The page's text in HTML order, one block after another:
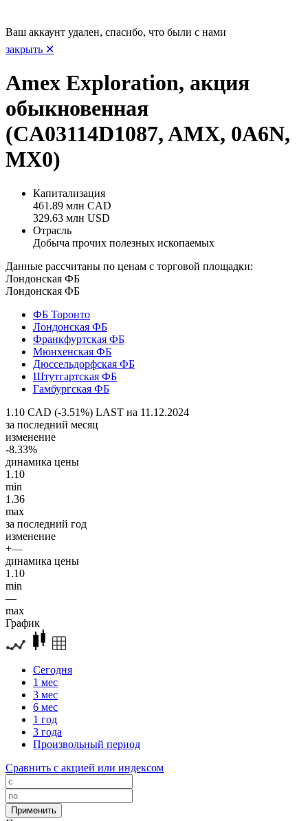
Ваш аккаунт удален, спасибо, что были с нами
закрыть ✕
Amex Exploration, акция
обыкновенная
(CA03114D1087, AMX, 0A6N,
MX0)
Капитализация
461.89 млн CAD
329.63 млн USD
Отрасль
Добыча прочих полезных ископаемых
Данные рассчитаны по ценам с торговой площадки:
Лондонская ФБ
Лондонская ФБ
ФБ Торонто
Лондонская ФБ
Франкфуртская ФБ
Мюнхенская ФБ
Дюссельдорфская ФБ
Штутгартская ФБ
Гамбургская ФБ
1.10 CAD (-3.51%) LAST на 11.12.2024
за последний месяц
изменение
-8.33%
динамика цены
1.10
min
1.36
max
за последний год
изменение
+—
динамика цены
1.10
min
—
max
График
Сегодня
1 мес
3 мес
6 мес
1 год
3 года
Произвольный период
Сравнить с акцией или индексом